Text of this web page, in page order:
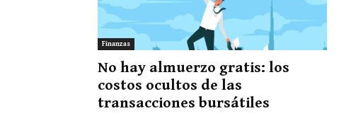
Finanzas
No hay almuerzo gratis: los
costos ocultos de las
transacciones bursátiles